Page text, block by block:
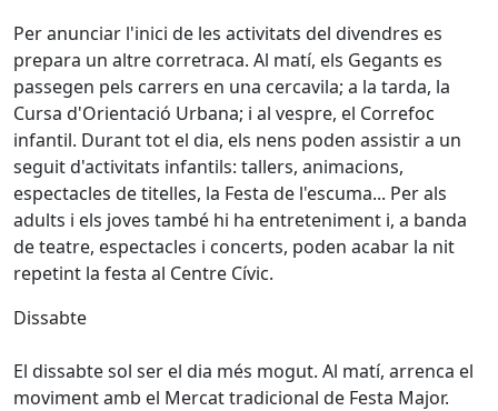
Per anunciar l'inici de les activitats del divendres es
prepara un altre corretraca. Al matí, els Gegants es
passegen pels carrers en una cercavila; a la tarda, la
Cursa d'Orientació Urbana; i al vespre, el Correfoc
infantil. Durant tot el dia, els nens poden assistir a un
seguit d'activitats infantils: tallers, animacions,
espectacles de titelles, la Festa de l'escuma... Per als
adults i els joves també hi ha entreteniment i, a banda
de teatre, espectacles i concerts, poden acabar la nit
repetint la festa al Centre Cívic.
Dissabte
El dissabte sol ser el dia més mogut. Al matí, arrenca el
moviment amb el Mercat tradicional de Festa Major.